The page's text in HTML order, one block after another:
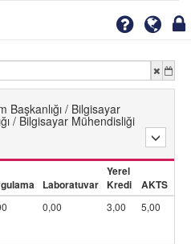
Başkanlığı / Bilgisayar
/ Bilgisayar Mühendisliği
Laboratuvar
Yerel
Kredi
AKTS
0,00 3,00 5,00